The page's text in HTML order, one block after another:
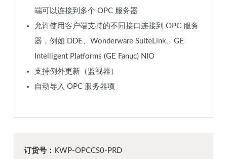
端可以连接到多个 OPC 服务器
允许使用客户端支持的不同接口连接到 OPC 服务
器，例如 DDE、Wonderware SuiteLink、GE
Intelligent Platforms (GE Fanuc) NIO
支持例外更新（监视器）
自动导入 OPC 服务器项
订货号： KWP-OPCCS0-PRD